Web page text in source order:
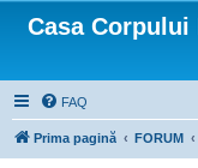
Casa
FAQ
Prima pagină FORUM